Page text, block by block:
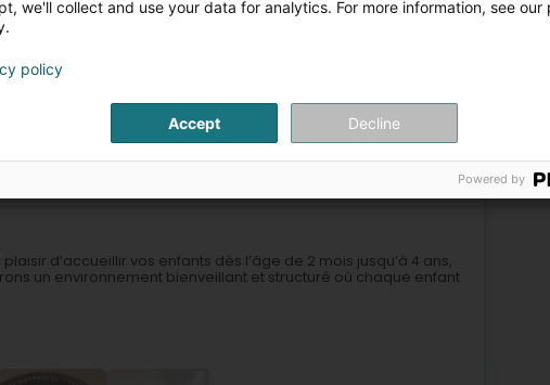
d’accueillir vos enfants dès l’âge de 2 mois jusqu’à 4 ans,
un environnement bienveillant et structuré où chaque enfant
we'll collect and use your data for analytics. For more information, see our
policy
Accept Decline
Powered by